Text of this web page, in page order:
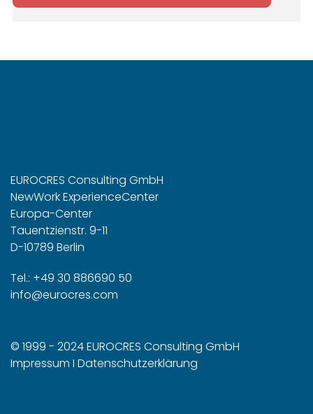
EUROCRES Consulting GmbH
NewWork ExperienceCenter
Europa-Center
Tauentzienstr. 9-11
D-10789 Berlin
Tel.: +49 30 886690 50
info@eurocres.com
© 1999 - 2024 EUROCRES Consulting GmbH
Impressum I Datenschutzerklärung